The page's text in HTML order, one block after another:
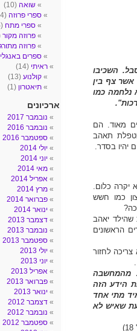
השכיבו
אשר צף בין
נלחמה כמו
מאוד. הם
תאהב
יהיו בסדר.
יקרה כלום.
כמו חשש
שהילד יאהב
הראשונים
לחזור
מהמחשבה
הידע הזה
מתי אחד
שאיש לא
שואה (10)
ספרי פרוזה (194)
ספרי מתח (35)
פרוזה מקור
פרוזה
ספרים
ראיתי (14)
קולנוע (13)
תיאטרון (1)
ארכיונים
נובמבר 2017
נובמבר 2016
ספטמבר 2016
יולי 2014
יוני 2014
מאי 2014
אפריל 2014
מרץ 2014
פברואר 2014
ינואר 2014
דצמבר 2013
נובמבר 2013
ספטמבר 2013
יולי 2013
יוני 2013
אפריל 2013
פברואר 2013
ינואר 2013
דצמבר 2012
נובמבר 2012
ספטמבר 2012